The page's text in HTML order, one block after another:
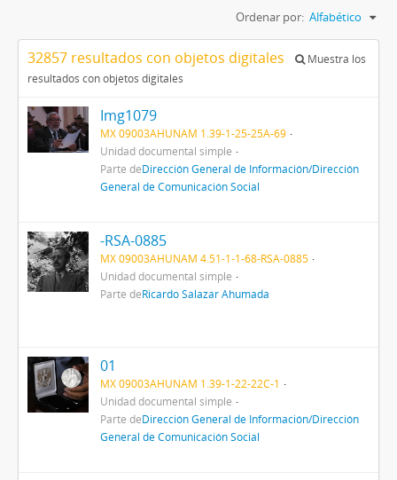
Ordenar por: Alfabético
32857 resultados con objetos digitales
Muestra los
resultados con objetos digitales
Img1079
MX 09003AHUNAM 1.39-1-25-25A-69
Unidad documental simple
Parte deDirección General de Información/Dirección
General de Comunicación Social
-RSA-0885
MX 09003AHUNAM 4.51-1-1-68-RSA-0885
Unidad documental simple
Parte deRicardo Salazar Ahumada
01
MX 09003AHUNAM 1.39-1-22-22C-1
Unidad documental simple
Parte deDirección General de Información/Dirección
General de Comunicación Social